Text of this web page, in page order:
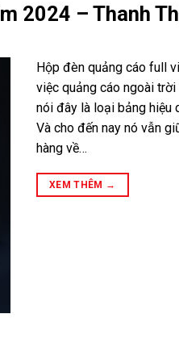
2024 – Thanh
Hộp đèn quảng cáo full
việc quảng cáo ngoài
nói đây là loại bảng hiệu
Và cho đến nay nó vẫn
hàng về…
XEM THÊM →